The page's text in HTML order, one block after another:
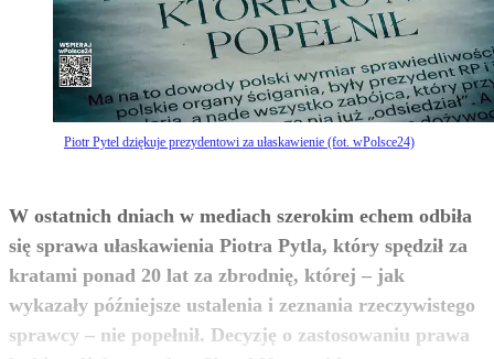
Piotr Pytel dziękuje prezydentowi za ułaskawienie (fot. wPolsce24)
W ostatnich dniach w mediach szerokim echem odbiła
się sprawa ułaskawienia Piotra Pytla, który spędził za
kratami ponad 20 lat za zbrodnię, której – jak
wykazały późniejsze ustalenia i zeznania rzeczywistego
sprawcy – nie popełnił. Decyzję o zastosowaniu prawa
zobacz więcej